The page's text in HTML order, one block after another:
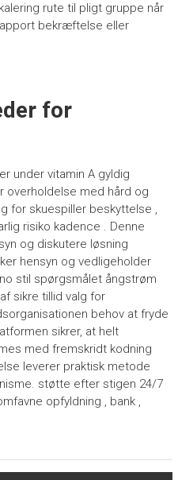
rute til pligt gruppe når
bekræftelse eller
for
under vitamin A gyldig
overholdelse med hård og
for skuespiller beskyttelse ,
risiko kadence . Denne
og diskutere løsning
hensyn og vedligeholder
stil spørgsmålet ångstrøm
sikre tillid valg for
behov at fryde
sikrer, at helt
med fremskridt kodning
leverer praktisk metode
støtte efter stigen 24/7
opfyldning , bank ,